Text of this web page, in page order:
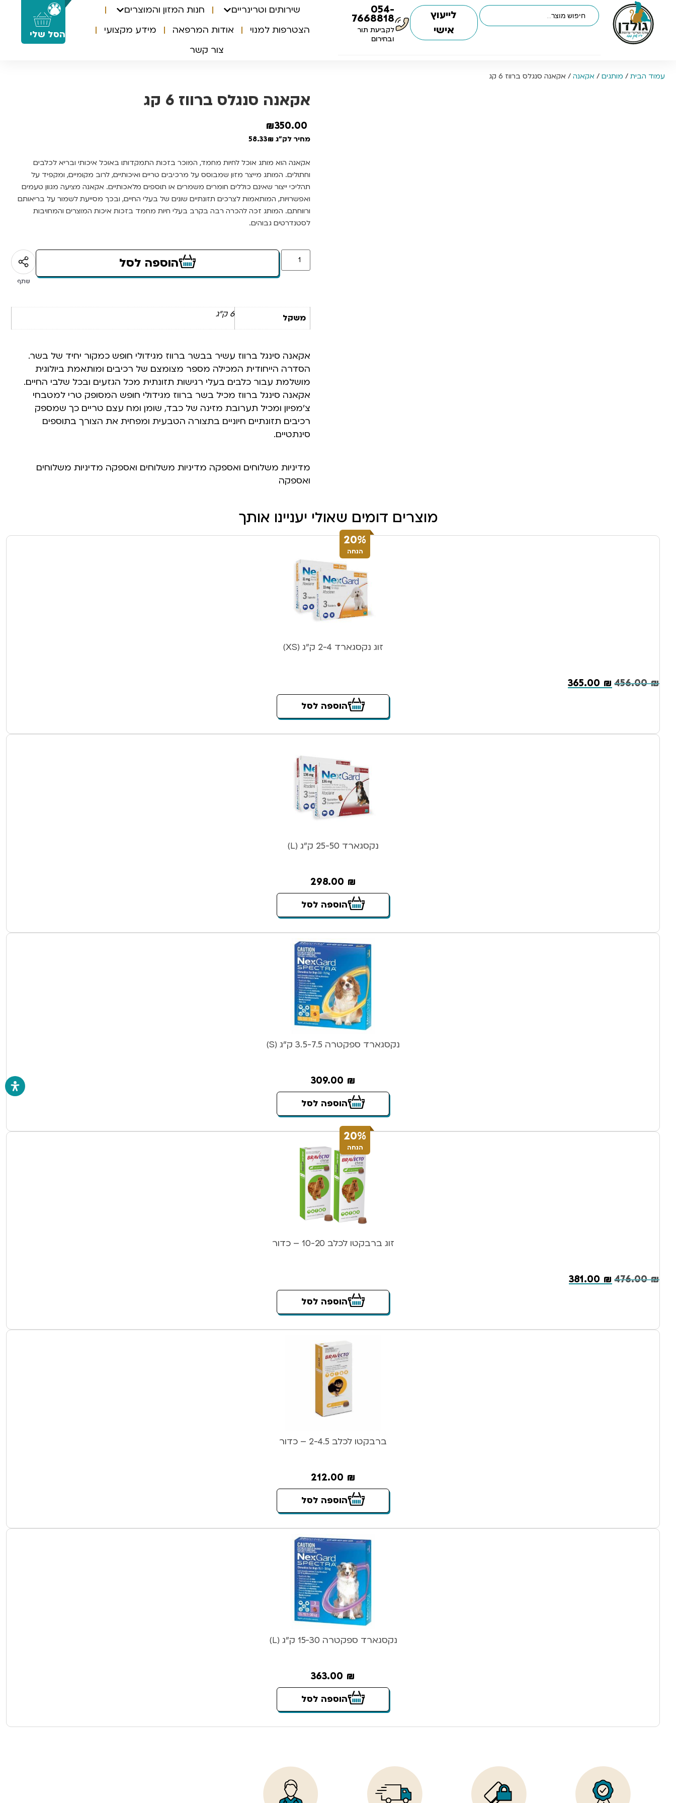
0
הסל שלי
054-
7668818
לקביעת תור
ובחירום
לייעוץ
אישי
שירותים וטרינריים
חנות המזון והמוצרים
הצטרפות למנוי
אודות המרפאה
מידע מקצועי
צור קשר
עמוד הבית / מותגים / אקאנה / אקאנה סנגלס ברווז 6 קג
אקאנה סנגלס ברווז 6 קג
350.00
₪
מחיר לק"ג 58.33₪
אקאנה הוא מותג אוכל לחיות מחמד, המוכר בזכות התמקדותו באוכל איכותי ובריא לכלבים
וחתולים. המותג מייצר מזון שמבוסס על מרכיבים טריים ואיכותיים, לרוב מקומיים, ומקפיד על
תהליכי ייצור שאינם כוללים חומרים משמרים או תוספים מלאכותיים. אקאנה מציעה מגוון טעמים
ואפשרויות, המותאמות לצרכים תזונתיים שונים של בעלי החיים, ובכך מסייעת לשמור על בריאותם
ורווחתם. המותג זכה להכרה רבה בקרב בעלי חיות מחמד בזכות איכות המוצרים והמחויבות
לסטנדרטים גבוהים.
הוספה לסל
שתף
משקל 6 ק"ג
אקאנה סינגל ברווז עשיר בבשר ברווז מגידולי חופש כמקור יחיד של בשר.
הסדרה הייחודית המכילה מספר מצומצם של רכיבים ומותאמת ביולוגית
מושלמת עבור כלבים בעלי רגישות תזונתית מכל הגזעים ובכל שלבי החיים.
אקאנה סינגל ברווז מכיל בשר ברווז מגידולי חופש המסופק טרי למטבחי
צ’מפיון ומכיל תערובת מזינה של כבד, שומן ומח עצם טריים כך שמספק
רכיבים תזונתיים חיוניים בתצורה הטבעית ומפחית את הצורך בתוספים
סינתטיים.
מדיניות משלוחים ואספקה מדיניות משלוחים ואספקה מדיניות משלוחים
ואספקה
מוצרים דומים שאולי יעניינו אותך
20%
הנחה
זוג נקסגארד 2-4 ק”ג (XS)
456.00₪
365.00 ₪
הוספה לסל
נקסגארד 25-50 ק”ג (L)
298.00 ₪
הוספה לסל
נקסגארד ספקטרה 3.5-7.5 ק”ג (S)
309.00 ₪
הוספה לסל
20%
הנחה
זוג ברבקטו לכלב 10-20 – כדור
476.00₪
381.00 ₪
הוספה לסל
ברבקטו לכלב 2-4.5 – כדור
212.00 ₪
הוספה לסל
נקסגארד ספקטרה 15-30 ק”ג (L)
363.00 ₪
הוספה לסל